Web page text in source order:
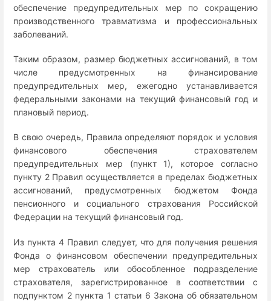
обеспечение предупредительных мер по сокращению
производственного травматизма и профессиональных
заболеваний.
Таким образом, размер бюджетных ассигнований, в том
числе предусмотренных на финансирование
предупредительных мер, ежегодно устанавливается
федеральными законами на текущий финансовый год и
плановый период.
В свою очередь, Правила определяют порядок и условия
финансового обеспечения страхователем
предупредительных мер (пункт 1), которое согласно
пункту 2 Правил осуществляется в пределах бюджетных
ассигнований, предусмотренных бюджетом Фонда
пенсионного и социального страхования Российской
Федерации на текущий финансовый год.
Из пункта 4 Правил следует, что для получения решения
Фонда о финансовом обеспечении предупредительных
мер страхователь или обособленное подразделение
страхователя, зарегистрированное в соответствии с
подпунктом 2 пункта 1 статьи 6 Закона об обязательном